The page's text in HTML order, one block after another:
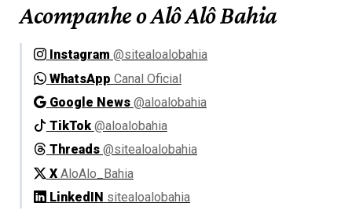
Acompanhe o Alô Alô Bahia
Instagram @sitealoalobahia
WhatsApp Canal Oficial
Google News @aloalobahia
TikTok @aloalobahia
Threads @sitealoalobahia
X AloAlo_Bahia
LinkedIN sitealoalobahia